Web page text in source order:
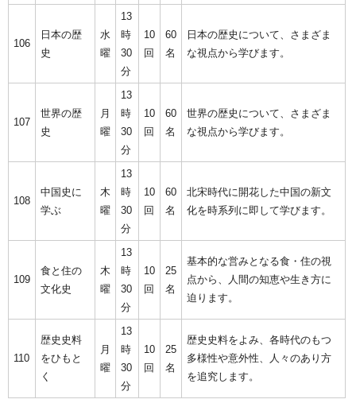
106
日本の歴
史
水
曜
13
時
30
分
10
回
60
名
日本の歴史について、さまざま
な視点から学びます。
107
世界の歴
史
月
曜
13
時
30
分
10
回
60
名
世界の歴史について、さまざま
な視点から学びます。
108
中国史に
学ぶ
木
曜
13
時
30
分
10
回
60
名
北宋時代に開花した中国の新文
化を時系列に即して学びます。
109
食と住の
文化史
木
曜
13
時
30
分
10
回
25
名
基本的な営みとなる食・住の視
点から、人間の知恵や生き方に
迫ります。
110
歴史史料
をひもと
く
月
曜
13
時
30
分
10
回
25
名
歴史史料をよみ、各時代のもつ
多様性や意外性、人々のあり方
を追究します。